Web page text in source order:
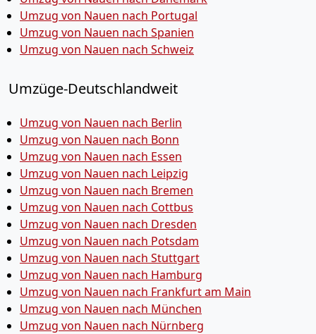
Umzug von Nauen nach Portugal
Umzug von Nauen nach Spanien
Umzug von Nauen nach Schweiz
Umzüge-Deutschlandweit
Umzug von Nauen nach Berlin
Umzug von Nauen nach Bonn
Umzug von Nauen nach Essen
Umzug von Nauen nach Leipzig
Umzug von Nauen nach Bremen
Umzug von Nauen nach Cottbus
Umzug von Nauen nach Dresden
Umzug von Nauen nach Potsdam
Umzug von Nauen nach Stuttgart
Umzug von Nauen nach Hamburg
Umzug von Nauen nach Frankfurt am Main
Umzug von Nauen nach München
Umzug von Nauen nach Nürnberg